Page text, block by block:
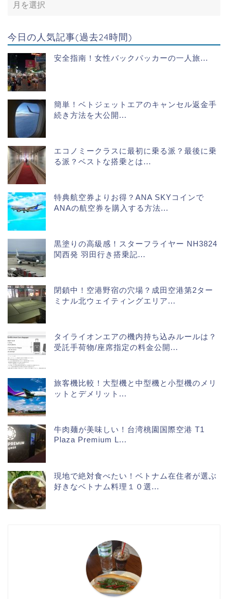
今日の人気記事(過去24時間)
安全指南！女性バックパッカーの一人旅...
簡単！ベトジェットエアのキャンセル返金手
続き方法を大公開...
エコノミークラスに最初に乗る派？最後に乗
る派？ベストな搭乗とは...
特典航空券よりお得？ANA SKYコインで
ANAの航空券を購入する方法...
黒塗りの高級感！スターフライヤー NH3824
関西発 羽田行き搭乗記...
閉鎖中！空港野宿の穴場？成田空港第2ター
ミナル北ウェイティングエリア...
タイライオンエアの機内持ち込みルールは？
受託手荷物/座席指定の料金公開...
旅客機比較！大型機と中型機と小型機のメリ
ットとデメリット...
牛肉麺が美味しい！台湾桃園国際空港 T1
Plaza Premium L...
現地で絶対食べたい！ベトナム在住者が選ぶ
好きなベトナム料理１０選...